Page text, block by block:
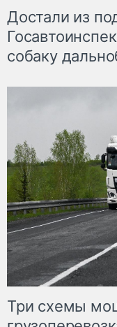
Достали из
собаку
Три схемы